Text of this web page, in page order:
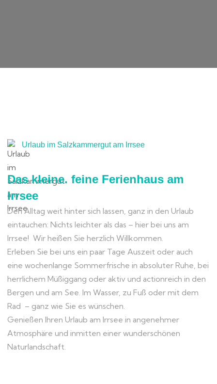
Urlaub im Salzkammergut am Irrsee
Das kleine. feine Ferienhaus am
Irrsee
Den Alltag weit hinter sich lassen, ganz in den Urlaub
eintauchen: Nichts leichter als das – hier bei uns am
Irrsee! Wir heißen Sie herzlich Willkommen.
Erleben Sie bei uns ein paar Tage Auszeit oder auch
eine wochenlange Sommerfrische in absoluter Ruhe, bei
herrlichem Müßiggang oder aktiv und actionreich in den
Bergen und am See. Im Wasser, zu Fuß oder mit dem
Rad – ganz wie Sie es wünschen.
Genießen Ihren Urlaub am Irrsee in angenehmer
Atmosphäre und inmitten einer wunderschönen
Naturlandschaft.